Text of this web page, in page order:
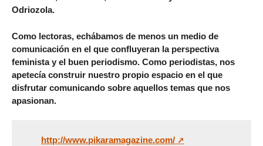
Odriozola.
Como lectoras, echábamos de menos un medio de
comunicación en el que confluyeran la perspectiva
feminista y el buen periodismo. Como periodistas, nos
apetecía construir nuestro propio espacio en el que
disfrutar comunicando sobre aquellos temas que nos
apasionan.
http://www.pikaramagazine.com/